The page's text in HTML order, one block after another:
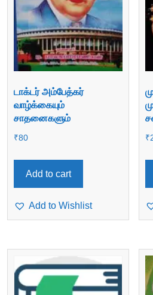
டாக்டர் அம்பேத்கர்
வாழ்க்கையும்
சாதனைகளும்
₹80
Add to cart
Add to Wishlist
₹